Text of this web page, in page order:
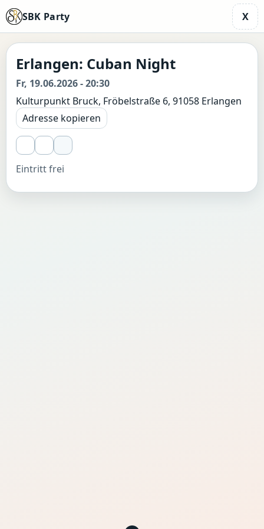
SBK Party X
Erlangen: Cuban Night
Fr, 19.06.2026 - 20:30
Kulturpunkt Bruck, Fröbelstraße 6, 91058 Erlangen
Adresse kopieren
Eintritt frei